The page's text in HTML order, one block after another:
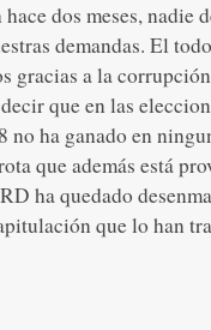
dos meses, nadie
demandas. El
gracias a la
que en las
no ha ganado en
que además está
ha quedado
que lo han